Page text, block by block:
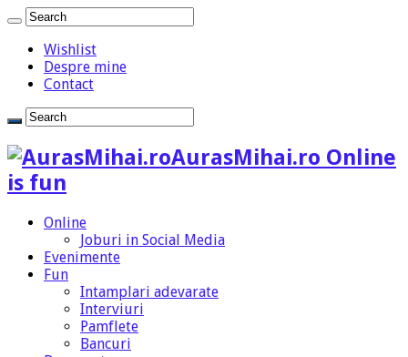
Wishlist
Despre mine
Contact
AurasMihai.ro Online
is fun
Online
Joburi in Social Media
Evenimente
Fun
Intamplari adevarate
Interviuri
Pamflete
Bancuri